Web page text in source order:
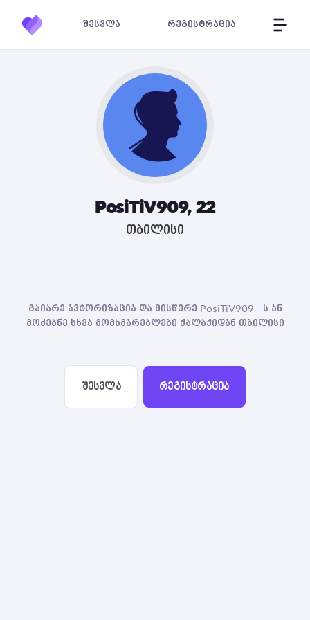
შესვლა რეგისტრაცია
PosiTiV909, 22
თბილისი
გაიარე ავტორიზაცია და მისწერე PosiTiV909 - ს ან
მოძებნე სხვა მომხმარებლები ქალაქიდან თბილისი
შესვლა რეგისტრაცია